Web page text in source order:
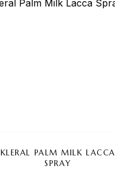
KLERAL PALM MILK LACCA
SPRAY